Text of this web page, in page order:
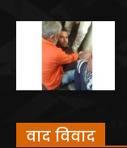
वाद विवाद